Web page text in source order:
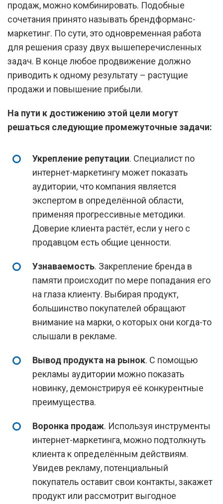
продаж, можно комбинировать. Подобные
сочетания принято называть брендформанс-
маркетинг. По сути, это одновременная работа
для решения сразу двух вышеперечисленных
задач. В конце любое продвижение должно
приводить к одному результату – растущие
продажи и повышение прибыли.
На пути к достижению этой цели могут
решаться следующие промежуточные задачи:
Укрепление репутации. Специалист по
интернет-маркетингу может показать
аудитории, что компания является
экспертом в определённой области,
применяя прогрессивные методики.
Доверие клиента растёт, если у него с
продавцом есть общие ценности.
Узнаваемость. Закрепление бренда в
памяти происходит по мере попадания его
на глаза клиенту. Выбирая продукт,
большинство покупателей обращают
внимание на марки, о которых они когда-то
слышали в рекламе.
Вывод продукта на рынок. С помощью
рекламы аудитории можно показать
новинку, демонстрируя её конкурентные
преимущества.
Воронка продаж. Используя инструменты
интернет-маркетинга, можно подтолкнуть
клиента к определённым действиям.
Увидев рекламу, потенциальный
покупатель оставит свои контакты, закажет
продукт или рассмотрит выгодное